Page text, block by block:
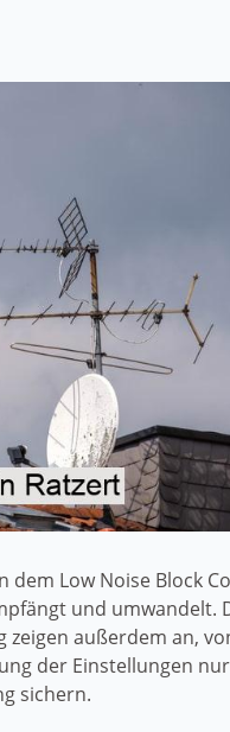
Low Noise Block
und umwandelt.
außerdem an,
der Einstellungen
sichern.